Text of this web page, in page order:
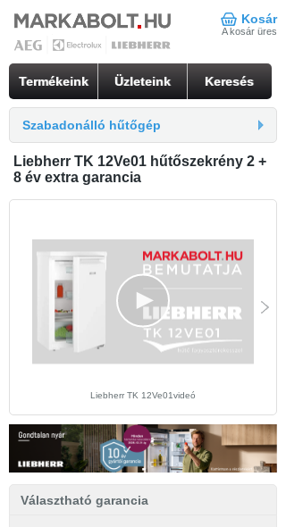
Kosár
A kosár üres
Termékeink Üzleteink Keresés
Szabadonálló hűtőgép
Liebherr TK 12Ve01 hűtőszekrény 2 +
8 év extra garancia
Liebherr TK 12Ve01videó
Választható garancia